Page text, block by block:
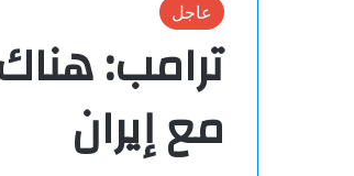
عاجل
ترامب:
مع إيران